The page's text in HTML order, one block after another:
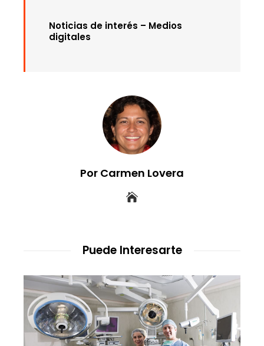
Noticias de interés – Medios
digitales
Por Carmen Lovera
Puede Interesarte